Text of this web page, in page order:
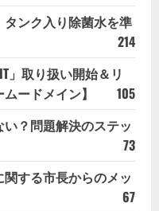
ンク入り除菌水を準
214
」取り扱い開始＆リ
ードメイン】
105
？問題解決のステッ
73
関する市長からのメッ
67